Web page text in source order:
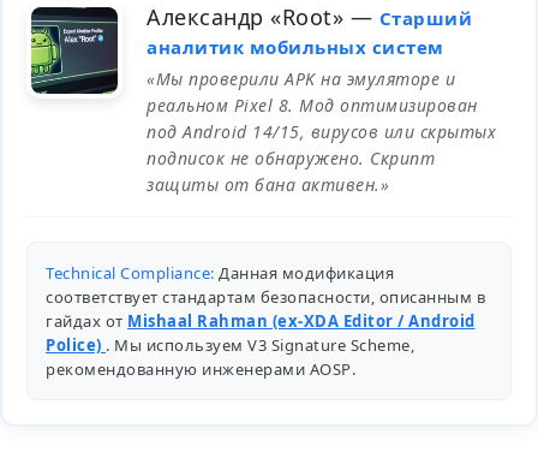
Александр «Root» — Старший
аналитик мобильных систем
«Мы проверили APK на эмуляторе и
реальном Pixel 8. Мод оптимизирован
под Android 14/15, вирусов или скрытых
подписок не обнаружено. Скрипт
защиты от бана активен.»
Technical Compliance: Данная модификация
соответствует стандартам безопасности, описанным в
гайдах от Mishaal Rahman (ex-XDA Editor / Android
Police) . Мы используем V3 Signature Scheme,
рекомендованную инженерами AOSP.